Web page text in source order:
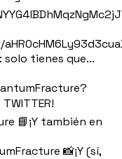
tienes que...
📘¡Y también en
📸¡Y (sí,